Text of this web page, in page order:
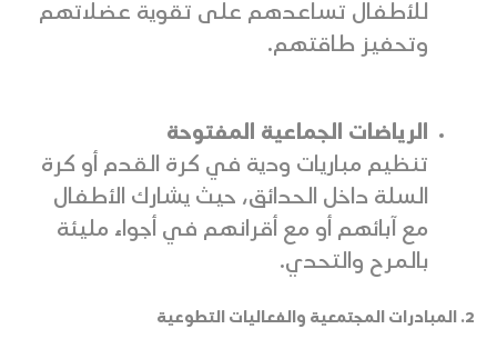
للأطفال تساعدهم على تقوية عضلاتهم
وتحفيز طاقتهم.
الرياضات الجماعية المفتوحة
تنظيم مباريات ودية في كرة القدم أو كرة
السلة داخل الحدائق، حيث يشارك الأطفال
مع آبائهم أو مع أقرانهم في أجواء مليئة
بالمرح والتحدي.
2. المبادرات المجتمعية والفعاليات التطوعية